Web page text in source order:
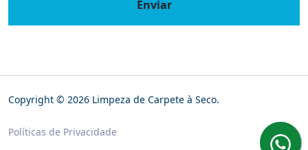
Enviar
Copyright © 2026 Limpeza de Carpete à Seco.
Políticas de Privacidade